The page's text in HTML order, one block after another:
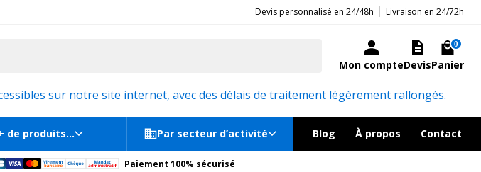
scène, podium et estrade, etc. | 20ans d'expérience aux côtés des professionnels et acteurs publics.
Devis personnalisé en 24/48h Livraison en 24/72h
Mon compteDevisPanier
0
sur notre site internet, avec des délais de traitement légèrement rallongés.
de produits... Par secteur d’activité Blog À propos Contact
Paiement 100% sécurisé